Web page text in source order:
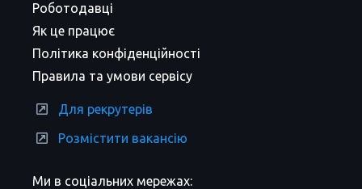
Ми в соціальних мережах:
Роботодавці
Як це працює
Політика конфіденційності
Правила та умови сервісу
Для рекрутерів
Розмістити вакансію